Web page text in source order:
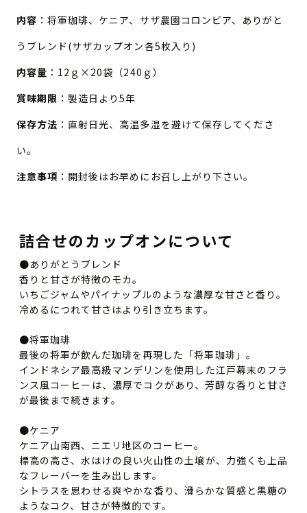
内容 ：将軍珈琲、ケニア、サザ農園コロンビア、ありがと
うブレンド(サザカップオン各5枚入り)
内容量 ：12ｇ×20袋（240ｇ）
賞味期限 ：製造日より5年
保存方法 ：直射日光、高温多湿を避けて保存してくださ
い。
注意事項 ：開封後はお早めにお召し上がり下さい。
詰合せのカップオンについて
●ありがとうブレンド
香りと甘さが特徴のモカ。
いちごジャムやパイナップルのような濃厚な甘さと香り。
冷めるにつれて甘さはより引き立ちます。
●将軍珈琲
最後の将軍が飲んだ珈琲を再現した「将軍珈琲」。
インドネシア最高級マンデリンを使用した江戸幕末のフラ
ンス風コーヒーは、濃厚でコクがあり、芳醇な香りと甘さ
が最後まで続きます。
●ケニア
ケニア山南西、ニエリ地区のコーヒー。
標高の高さ、水はけの良い火山性の土壌が、力強くも上品
なフレーバーを生み出します。
シトラスを思わせる爽やかな香り、滑らかな質感と黒糖の
ようなコク、甘さが特徴的です。